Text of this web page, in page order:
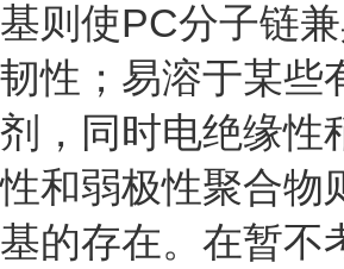
基则使PC分子链
韧性；易溶于某些
剂，同时电绝缘性
性和弱极性聚合物
基的存在。在暂不